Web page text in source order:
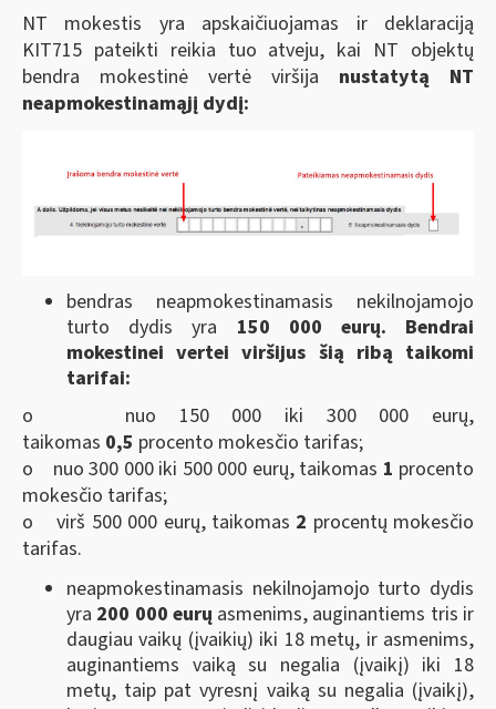
NT mokestis yra apskaičiuojamas ir deklaraciją
KIT715 pateikti reikia tuo atveju, kai NT objektų
bendra mokestinė vertė viršija nustatytą NT
neapmokestinamąjį dydį:
bendras neapmokestinamasis nekilnojamojo
turto dydis yra 150 000 eurų. Bendrai
mokestinei vertei viršijus šią ribą taikomi
tarifai:
o nuo 150 000 iki 300 000 eurų,
taikomas 0,5 procento mokesčio tarifas;
o nuo 300 000 iki 500 000 eurų, taikomas 1 procento
mokesčio tarifas;
o virš 500 000 eurų, taikomas 2 procentų mokesčio
tarifas.
neapmokestinamasis nekilnojamojo turto dydis
yra 200 000 eurų asmenims, auginantiems tris ir
daugiau vaikų (įvaikių) iki 18 metų, ir asmenims,
auginantiems vaiką su negalia (įvaikį) iki 18
metų, taip pat vyresnį vaiką su negalia (įvaikį),